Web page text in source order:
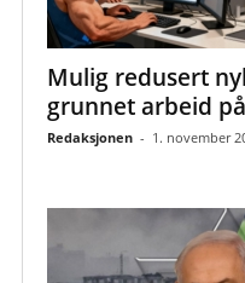
Mulig redusert
grunnet arbeid
Redaksjonen - 1. november